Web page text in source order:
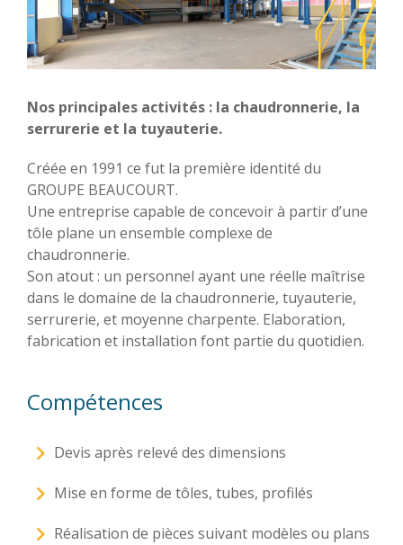
Nos principales activités : la chaudronnerie, la
serrurerie et la tuyauterie.
Créée en 1991 ce fut la première identité du
GROUPE BEAUCOURT.
Une entreprise capable de concevoir à partir d’une
tôle plane un ensemble complexe de
chaudronnerie.
Son atout : un personnel ayant une réelle maîtrise
dans le domaine de la chaudronnerie, tuyauterie,
serrurerie, et moyenne charpente. Elaboration,
fabrication et installation font partie du quotidien.
Compétences
Devis après relevé des dimensions
Mise en forme de tôles, tubes, profilés
Réalisation de pièces suivant modèles ou plans